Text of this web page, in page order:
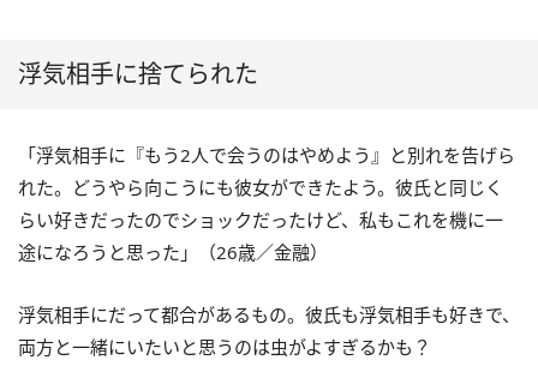
浮気相手に捨てられた
「浮気相手に『もう2人で会うのはやめよう』と別れを告げら
れた。どうやら向こうにも彼女ができたよう。彼氏と同じく
らい好きだったのでショックだったけど、私もこれを機に一
途になろうと思った」（26歳／金融）
浮気相手にだって都合があるもの。彼氏も浮気相手も好きで、
両方と一緒にいたいと思うのは虫がよすぎるかも？